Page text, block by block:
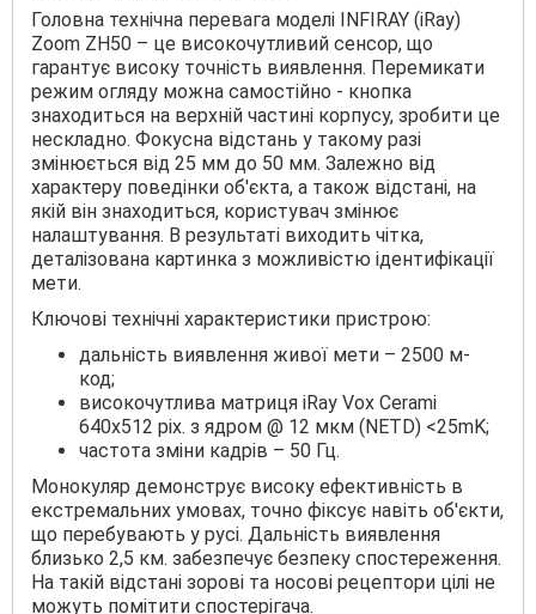
Головна технічна перевага моделі INFIRAY (iRay)
Zoom ZH50 – це високочутливий сенсор, що
гарантує високу точність виявлення. Перемикати
режим огляду можна самостійно - кнопка
знаходиться на верхній частині корпусу, зробити це
нескладно. Фокусна відстань у такому разі
змінюється від 25 мм до 50 мм. Залежно від
характеру поведінки об'єкта, а також відстані, на
якій він знаходиться, користувач змінює
налаштування. В результаті виходить чітка,
деталізована картинка з можливістю ідентифікації
мети.
Ключові технічні характеристики пристрою:
дальність виявлення живої мети – 2500 м-
код;
високочутлива матриця iRay Vox Cerami
640х512 pix. з ядром @ 12 мкм (NETD) <25mK;
частота зміни кадрів – 50 Гц.
Монокуляр демонструє високу ефективність в
екстремальних умовах, точно фіксує навіть об'єкти,
що перебувають у русі. Дальність виявлення
близько 2,5 км. забезпечує безпеку спостереження.
На такій відстані зорові та носові рецептори цілі не
можуть помітити спостерігача.